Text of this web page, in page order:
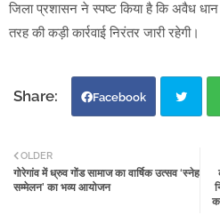
जिला प्रशासन ने स्पष्ट किया है कि अवैध
तरह की कड़ी कार्रवाई निरंतर जारी रहेगी।
Facebook
tter
OLDER
गोरेगांव में ध्रुव गोंड सामाज का वार्षिक उत्सव ‘स्नेह
सम्मेलन’ का भव्य आयोजन